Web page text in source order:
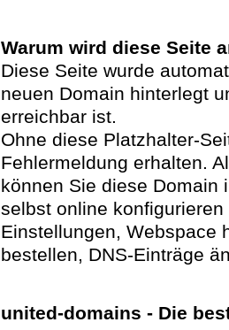
Warum wird diese Seite
Diese Seite wurde
neuen Domain hinterlegt
erreichbar ist.
Ohne diese Platzhalter-
Fehlermeldung erhalten.
können Sie diese Domain
selbst online
Einstellungen, Webspace
bestellen, DNS-Einträge
united-domains - Die